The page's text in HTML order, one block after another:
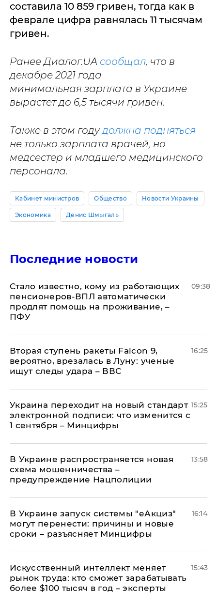
составила 10 859 гривен, тогда как в
феврале цифра равнялась 11 тысячам
гривен.
Ранее Диалог.UA сообщал, что в
декабре 2021 года
минимальная зарплата в Украине
вырастет до 6,5 тысячи гривен.
Также в этом годудолжна подняться
не только зарплата врачей, но
медсестер и младшего медицинского
персонала.
Кабинет министров Общество Новости Украины
Экономика Денис Шмыгаль
Последние новости
Стало известно, кому из работающих
пенсионеров-ВПЛ автоматически
продлят помощь на проживание, –
ПФУ
09:38
Вторая ступень ракеты Falcon 9,
вероятно, врезалась в Луну: ученые
ищут следы удара – ВВС
16:25
Украина переходит на новый стандарт
электронной подписи: что изменится с
1 сентября – Минцифры
15:25
В Украине распространяется новая
схема мошенничества –
предупреждение Нацполиции
13:58
В Украине запуск системы "еАкциз"
могут перенести: причины и новые
сроки – разъясняет Минцифры
16:14
Искусственный интеллект меняет
рынок труда: кто сможет зарабатывать
более $100 тысяч в год – эксперты
15:43